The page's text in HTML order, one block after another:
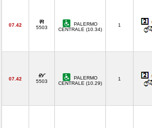
07.42 5503
PALERMO
CENTRALE (10.34)
1
07.42 5503
PALERMO
CENTRALE (10.29)
1